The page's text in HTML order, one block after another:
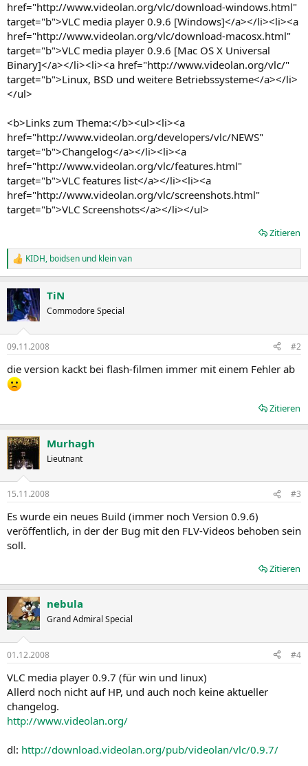
href="http://www.videolan.org/vlc/download-windows.html"
target="b">VLC media player 0.9.6 [Windows]</a></li><li><a
href="http://www.videolan.org/vlc/download-macosx.html"
target="b">VLC media player 0.9.6 [Mac OS X Universal
Binary]</a></li><li><a href="http://www.videolan.org/vlc/"
target="b">Linux, BSD und weitere Betriebssysteme</a></li>
</ul>
<b>Links zum Thema:</b><ul><li><a
href="http://www.videolan.org/developers/vlc/NEWS"
target="b">Changelog</a></li><li><a
href="http://www.videolan.org/vlc/features.html"
target="b">VLC features list</a></li><li><a
href="http://www.videolan.org/vlc/screenshots.html"
target="b">VLC Screenshots</a></li></ul>
Zitieren
R
e
k
t
i
e
:
KIDH, boidsen und klein van
TiN
Commodore Special
09.11.2008 #2
die version kackt bei flash-filmen immer mit einem Fehler ab
Zitieren
Murhagh
Lieutnant
15.11.2008 #3
Es wurde ein neues Build (immer noch Version 0.9.6)
veröffentlich, in der der Bug mit den FLV-Videos behoben sein
soll.
Zitieren
nebula
Grand Admiral Special
01.12.2008 #4
VLC media player 0.9.7 (für win und linux)
Allerd noch nicht auf HP, und auch noch keine aktueller
changelog.
http://www.videolan.org/
dl: http://download.videolan.org/pub/videolan/vlc/0.9.7/